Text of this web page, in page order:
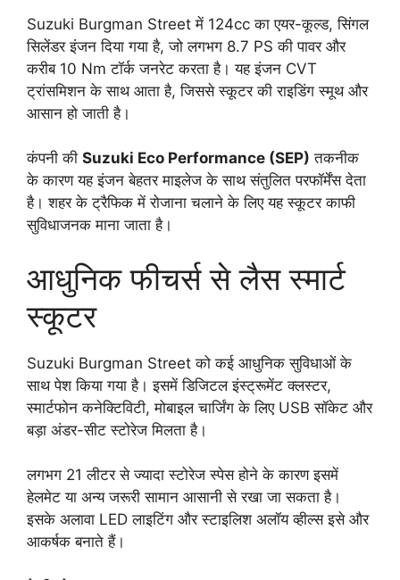
Suzuki Burgman Street में 124cc का एयर-कूल्ड, सिंगल
सिलेंडर इंजन दिया गया है, जो लगभग 8.7 PS की पावर और
करीब 10 Nm टॉर्क जनरेट करता है। यह इंजन CVT
ट्रांसमिशन के साथ आता है, जिससे स्कूटर की राइडिंग स्मूथ और
आसान हो जाती है।
कंपनी की Suzuki Eco Performance (SEP) तकनीक
के कारण यह इंजन बेहतर माइलेज के साथ संतुलित परफॉर्मेंस देता
है। शहर के ट्रैफिक में रोजाना चलाने के लिए यह स्कूटर काफी
सुविधाजनक माना जाता है।
आधुनिक फीचर्स से लैस स्मार्ट
स्कूटर
Suzuki Burgman Street को कई आधुनिक सुविधाओं के
साथ पेश किया गया है। इसमें डिजिटल इंस्ट्रूमेंट क्लस्टर,
स्मार्टफोन कनेक्टिविटी, मोबाइल चार्जिंग के लिए USB सॉकेट और
बड़ा अंडर-सीट स्टोरेज मिलता है।
लगभग 21 लीटर से ज्यादा स्टोरेज स्पेस होने के कारण इसमें
हेलमेट या अन्य जरूरी सामान आसानी से रखा जा सकता है।
इसके अलावा LED लाइटिंग और स्टाइलिश अलॉय व्हील्स इसे और
आकर्षक बनाते हैं।